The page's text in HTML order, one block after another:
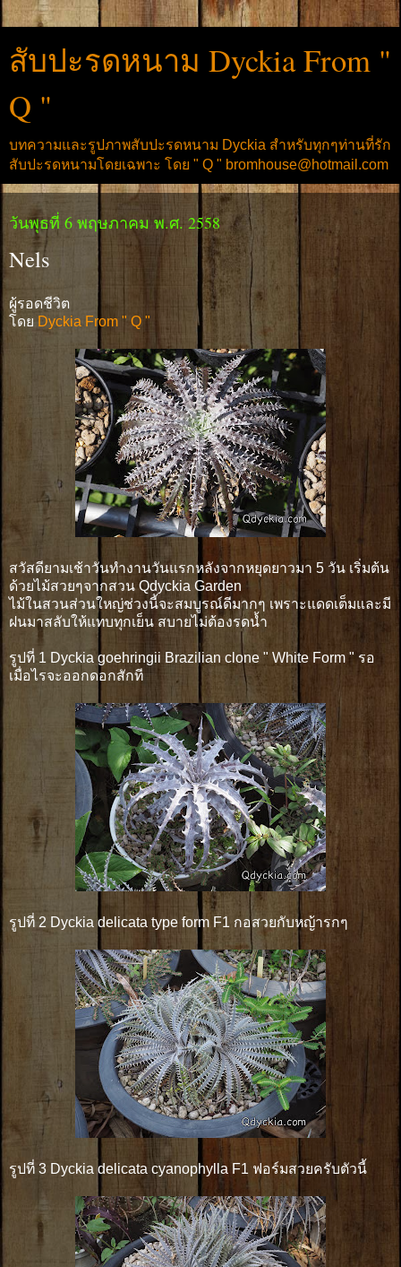
สับปะรดหนาม Dyckia From "
Q "
บทความและรูปภาพสับปะรดหนาม Dyckia สำหรับทุกๆท่านที่รัก
สับปะรดหนามโดยเฉพาะ โดย " Q " bromhouse@hotmail.com
วันพุธที่ 6 พฤษภาคม พ.ศ. 2558
Nels
ผู้รอดชีวิต
โดย Dyckia From " Q "
สวัสดียามเช้าวันทำงานวันแรกหลังจากหยุดยาวมา 5 วัน เริ่มต้น
ด้วยไม้สวยๆจากสวน Qdyckia Garden
ไม้ในสวนส่วนใหญ่ช่วงนี้จะสมบูรณ์ดีมากๆ เพราะแดดเต็มและมี
ฝนมาสลับให้แทบทุกเย็น สบายไม่ต้องรดน้ำ
รูปที่ 1 Dyckia goehringii Brazilian clone " White Form " รอ
เมื่อไรจะออกดอกสักที
รูปที่ 2 Dyckia delicata type form F1 กอสวยกับหญ้ารกๆ
รูปที่ 3 Dyckia delicata cyanophylla F1 ฟอร์มสวยครับตัวนี้